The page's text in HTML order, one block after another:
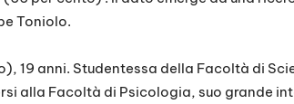
Toniolo.
19 anni. Studentessa della Facoltà di
alla Facoltà di Psicologia, suo grande